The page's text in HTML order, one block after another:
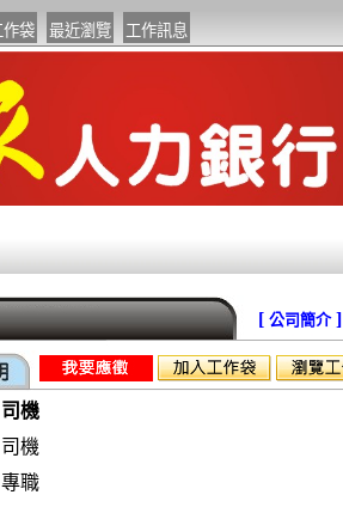
[ 公司簡介]
司機
司機
專職